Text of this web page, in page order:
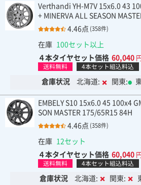
Verthandi YH-M7V 15x6.0 43
+ MINERVA ALL SEASON
4.46点 (358件)
在庫 100セット以上
４本タイヤセット価格 60,040
送料無料 4本セット組込料込
倉庫状況 北海道: 関東:
EMBELY S10 15x6.0 45 100x4
SON MASTER 175/65R15 84H
4.46点 (358件)
在庫 12セット
４本タイヤセット価格 60,040
送料無料 4本セット組込料込
倉庫状況 北海道: 関東: